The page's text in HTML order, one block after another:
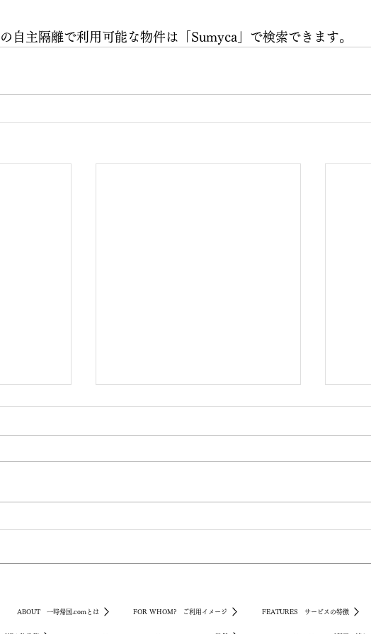
自主隔離で利用可能な物件は「Sumyca」で検索できます。
ジデン
カンボ
・駐在
イリノイ州からの入国・帰国
イル
送
ABOUT 一時帰国.comとは FOR WHOM? ご利用イメージ FEATURES サービスの特徴